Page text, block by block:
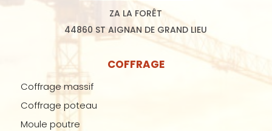
ZA LA FORÊT
44860 ST AIGNAN DE GRAND LIEU
COFFRAGE
Coffrage massif
Coffrage poteau
Moule poutre